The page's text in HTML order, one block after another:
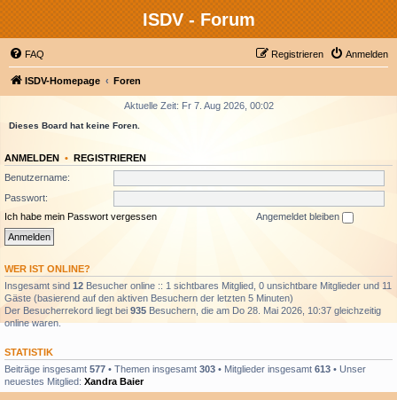
ISDV - Forum
FAQ Anmelden
Registrieren
ISDV-Homepage Foren
Aktuelle Zeit: Fr 7. Aug 2026, 00:02
Dieses Board hat keine Foren.
ANMELDEN • REGISTRIEREN
Benutzername:
Passwort:
Ich habe mein Passwort vergessen
Angemeldet bleiben
WER IST ONLINE?
Insgesamt sind 12 Besucher online :: 1 sichtbares Mitglied, 0 unsichtbare Mitglieder und 11
Gäste (basierend auf den aktiven Besuchern der letzten 5 Minuten)
Der Besucherrekord liegt bei 935 Besuchern, die am Do 28. Mai 2026, 10:37 gleichzeitig
online waren.
STATISTIK
Beiträge insgesamt 577 • Themen insgesamt 303 • Mitglieder insgesamt 613 • Unser
neuestes Mitglied: Xandra Baier